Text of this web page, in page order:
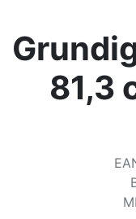
Pays de livraison
Accueil
Baisses de prix
81,3